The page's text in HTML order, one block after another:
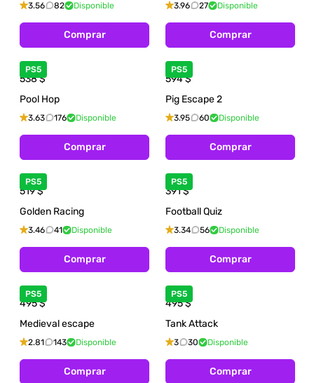
3.56 82 Disponible
Comprar
3.96 27 Disponible
Comprar
PS5
538$
Pool Hop
3.63 176 Disponible
Comprar
PS5
594$
Pig Escape 2
3.95 60 Disponible
Comprar
PS5
519$
Golden Racing
3.46 41 Disponible
Comprar
PS5
391$
Football Quiz
3.34 56 Disponible
Comprar
PS5
495$
Medieval escape
2.81 143 Disponible
Comprar
PS5
495$
Tank Attack
3 30 Disponible
Comprar